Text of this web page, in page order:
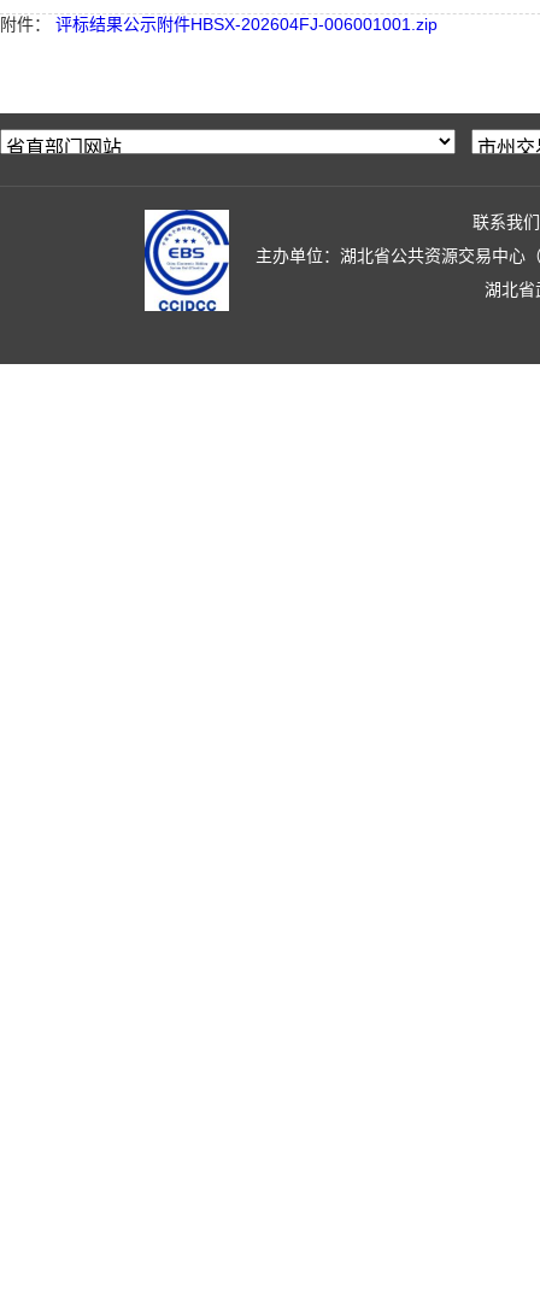
附件： 评标结果公示附件HBSX-202604FJ-006001001.zip
联系我们
主办单位：湖北省公共资源交易中心
湖北省